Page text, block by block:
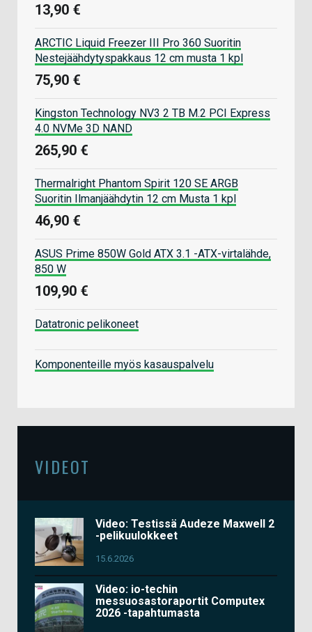
13,90 €
ARCTIC Liquid Freezer III Pro 360 Suoritin
Nestejäähdytyspakkaus 12 cm musta 1 kpl
75,90 €
Kingston Technology NV3 2 TB M.2 PCI Express
4.0 NVMe 3D NAND
265,90 €
Thermalright Phantom Spirit 120 SE ARGB
Suoritin Ilmanjäähdytin 12 cm Musta 1 kpl
46,90 €
ASUS Prime 850W Gold ATX 3.1 -ATX-virtalähde,
850 W
109,90 €
Datatronic pelikoneet
Komponenteille myös kasauspalvelu
VIDEOT
Video: Testissä Audeze Maxwell 2
-pelikuulokkeet
15.6.2026
Video: io-techin
messuosastoraportit Computex
2026 -tapahtumasta